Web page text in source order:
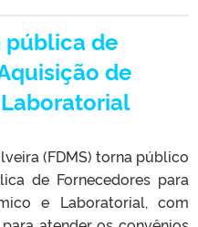
pública de
de
(FDMS) torna público
de Fornecedores para
e Laboratorial, com